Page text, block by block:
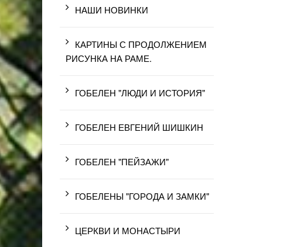
НАШИ НОВИНКИ
КАРТИНЫ С ПРОДОЛЖЕНИЕМ
РИСУНКА НА РАМЕ.
ГОБЕЛЕН "ЛЮДИ И ИСТОРИЯ"
ГОБЕЛЕН ЕВГЕНИЙ ШИШКИН
ГОБЕЛЕН "ПЕЙЗАЖИ"
ГОБЕЛЕНЫ "ГОРОДА И ЗАМКИ"
ЦЕРКВИ И МОНАСТЫРИ